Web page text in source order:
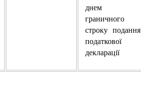
днем
граничного
строку подання
податкової
декларації